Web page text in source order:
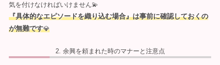
気を付けなければいけません💫
『具体的なエピソードを織り込む場合』は事前に確認しておくの
が無難です💎
余興を頼まれた時のマナーと注意点